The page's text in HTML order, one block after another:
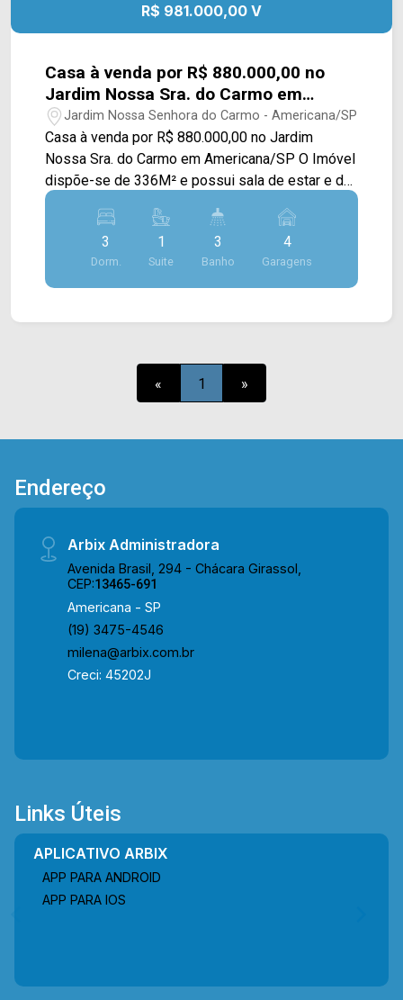
R$ 981.000,00 V
Casa à venda por R$ 880.000,00 no
Jardim Nossa Sra. do Carmo em
Americana/SP
Jardim Nossa Senhora do Carmo - Americana/SP
Casa à venda por R$ 880.000,00 no Jardim
Nossa Sra. do Carmo em Americana/SP O Imóvel
dispõe-se de 336M² e possui sala de estar e de
jantar, cozinha planejada, piscina, quintal amplo,
área gourmet planejada, churrasqueira e área de
serviço. Os piso são em porcelanato. > 03
dormitórios, sendo 01 suíte; > 03 banheiros,
sendo 02 sociais; > 04 vagas de garagem.
restaurantes e entre outros. Além disso, tem fácil
acesso a Av. Lírio Correa. Entre em contato com a
WhatsApp e Telefone Arbix: (19) 3475-4546
3
Dorm.
1
Suite
3
Banho
4
Garagens
« 1 »
Endereço
Arbix Administradora
Avenida Brasil, 294 - Chácara Girassol,
CEP:13465-691
Americana - SP
(19) 3475-4546
milena@arbix.com.br
Creci: 45202J
Links Úteis
APLICATIVO ARBIX
APP PARA ANDROID
APP PARA IOS